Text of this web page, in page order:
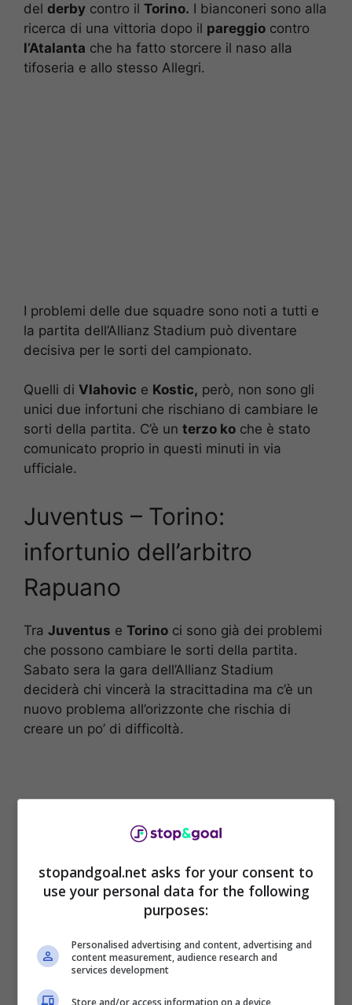
del derby contro il Torino. I bianconeri sono alla
ricerca di una vittoria dopo il pareggio contro
l’Atalanta che ha fatto storcere il naso alla
tifoseria e allo stesso Allegri.
I problemi delle due squadre sono noti a tutti e
la partita dell’Allianz Stadium può diventare
decisiva per le sorti del campionato.
Quelli di Vlahovic e Kostic, però, non sono gli
unici due infortuni che rischiano di cambiare le
sorti della partita. C’è un terzo ko che è stato
comunicato proprio in questi minuti in via
ufficiale.
Juventus – Torino:
infortunio dell’arbitro
Rapuano
Tra Juventus e Torino ci sono già dei problemi
che possono cambiare le sorti della partita.
Sabato sera la gara dell’Allianz Stadium
deciderà chi vincerà la stracittadina ma c’è un
nuovo problema all’orizzonte che rischia di
creare un po’ di difficoltà.
In queste ore si èinfortunato l’arbitro
Rapuano
stopandgoal.net asks for your consent to
use your personal data for the following
purposes:
Personalised advertising and content, advertising and
content measurement, audience research and
services development
Store and/or access information on a device